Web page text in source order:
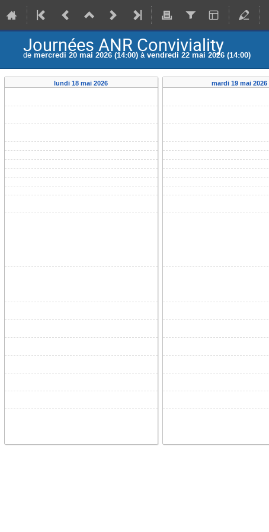
Journées ANR Conviviality
de mercredi 20 mai 2026 (14:00) àvendredi 22 mai 2026 (14:00)
lundi 18 mai 2026 mardi 19 mai 2026